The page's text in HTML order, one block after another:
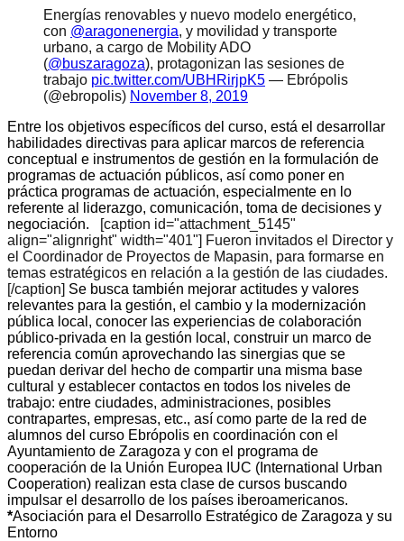
Energías renovables y nuevo modelo energético,
con @aragonenergia, y movilidad y transporte
urbano, a cargo de Mobility ADO
(@buszaragoza), protagonizan las sesiones de
trabajo pic.twitter.com/UBHRirjpK5 — Ebrópolis
(@ebropolis) November 8, 2019
Entre los objetivos específicos del curso, está el desarrollar
habilidades directivas para aplicar marcos de referencia
conceptual e instrumentos de gestión en la formulación de
programas de actuación públicos, así como poner en
práctica programas de actuación, especialmente en lo
referente al liderazgo, comunicación, toma de decisiones y
negociación. [caption id="attachment_5145"
align="alignright" width="401"] Fueron invitados el Director y
el Coordinador de Proyectos de Mapasin, para formarse en
temas estratégicos en relación a la gestión de las ciudades.
[/caption] Se busca también mejorar actitudes y valores
relevantes para la gestión, el cambio y la modernización
pública local, conocer las experiencias de colaboración
público-privada en la gestión local, construir un marco de
referencia común aprovechando las sinergias que se
puedan derivar del hecho de compartir una misma base
cultural y establecer contactos en todos los niveles de
trabajo: entre ciudades, administraciones, posibles
contrapartes, empresas, etc., así como parte de la red de
alumnos del curso Ebrópolis en coordinación con el
Ayuntamiento de Zaragoza y con el programa de
cooperación de la Unión Europea IUC (International Urban
Cooperation) realizan esta clase de cursos buscando
impulsar el desarrollo de los países iberoamericanos.
*Asociación para el Desarrollo Estratégico de Zaragoza y su
Entorno